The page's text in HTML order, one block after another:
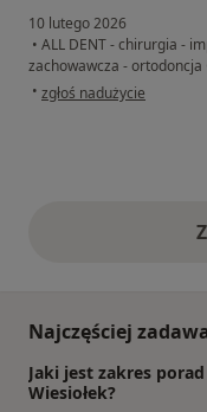
10 lutego 2026
• ALL DENT - chirurgia -
zachowawcza - ortodoncja
• w opinii użytkownika
zgłoś nadużycie
Najczęściej
Jaki jest zakres
Wiesiołek?